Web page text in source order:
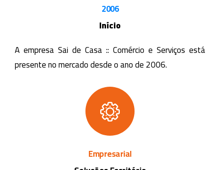
2006
Início
A empresa Sai de Casa :: Comércio e Serviços está
presente no mercado desde o ano de 2006.
Empresarial